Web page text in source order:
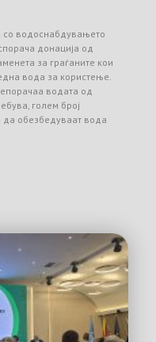
со водоснабдувањето
донација од
за граѓаните кои
вода за користење.
водата од
голем број
да обезбедуваат вода